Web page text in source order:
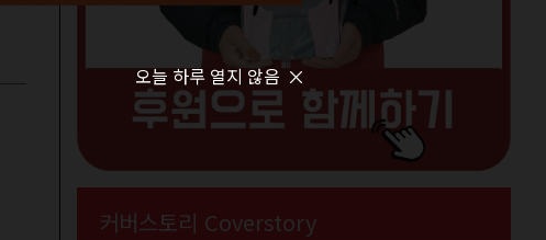
커버스토리 Coverstory
오늘 하루 열지 않음